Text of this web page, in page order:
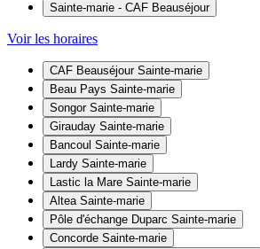
Sainte-marie - CAF Beauséjour
Voir les horaires
CAF Beauséjour Sainte-marie
Beau Pays Sainte-marie
Songor Sainte-marie
Girauday Sainte-marie
Bancoul Sainte-marie
Lardy Sainte-marie
Lastic la Mare Sainte-marie
Altea Sainte-marie
Pôle d'échange Duparc Sainte-marie
Concorde Sainte-marie